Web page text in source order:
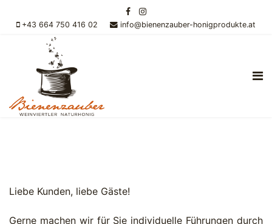
+43 664 750 416 02 info@bienenzauber-honigprodukte.at
Liebe Kunden, liebe Gäste!
Gerne machen wir für Sie individuelle Führungen durch